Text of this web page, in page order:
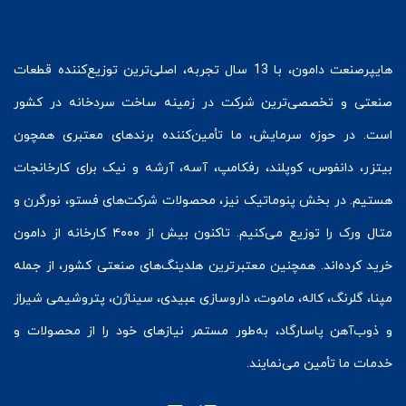
هایپرصنعت
دامون، با 13 سال تجربه، اصلی‌ترین توزیع‌کننده قطعات
صنعتی و تخصصی‌ترین شرکت در زمینه ساخت سردخانه در کشور
است. در حوزه سرمایش، ما تأمین‌کننده برندهای معتبری همچون
بیتزر، دانفوس،کوپلند، رفکامپ، آسه، آرشه و نیک برای کارخانجات
هستیم. در بخش پنوماتیک نیز، محصولات شرکت‌های فستو، نورگرن و
متال ورک
را توزیع می‌کنیم. تاکنون بیش از ۴۰۰۰ کارخانه از دامون
خرید کرده‌اند. همچنین معتبرترین هلدینگ‌های صنعتی کشور، از جمله
مپنا، گلرنگ، کاله، ماموت، داروسازی عبیدی، سیناژن، پتروشیمی شیراز
و ذوب‌آهن پاسارگاد، به‌طور مستمر نیازهای خود را از محصولات و
خدمات ما تأمین می‌نمایند.